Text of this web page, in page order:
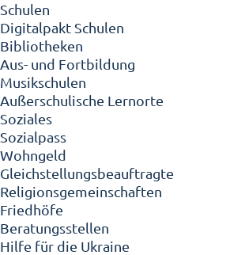
Schulen
Digitalpakt Schulen
Bibliotheken
Aus- und Fortbildung
Musikschulen
Außerschulische Lernorte
Soziales
Sozialpass
Wohngeld
Gleichstellungsbeauftragte
Religionsgemeinschaften
Friedhöfe
Beratungsstellen
Hilfe für die Ukraine